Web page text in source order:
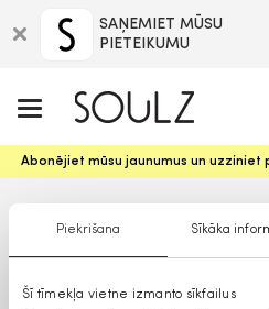
Piekrišana Sīkāka
Šī tīmekļa vietne izmanto sīkfailus
SAŅEMIET MŪSU
PIETEIKUMU
Abonējiet mūsu jaunumus un